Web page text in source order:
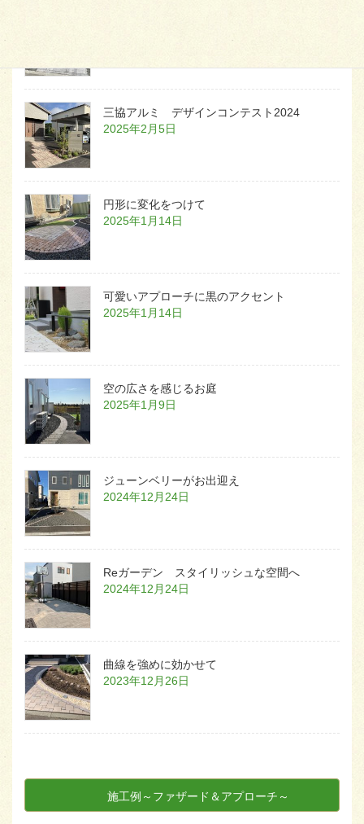
三協アルミ デザインコンテスト2024
2025年2月5日
円形に変化をつけて
2025年1月14日
可愛いアプローチに黒のアクセント
2025年1月14日
空の広さを感じるお庭
2025年1月9日
ジューンベリーがお出迎え
2024年12月24日
Reガーデン スタイリッシュな空間へ
2024年12月24日
曲線を強めに効かせて
2023年12月26日
施工例～ファザード＆アプローチ～